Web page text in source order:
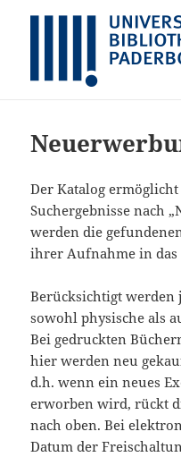
Der Katalog
Suchergebnisse nach
werden die
ihrer Aufnahme in
Berücksichtigt werden
sowohl physische als
Bei gedruckten
hier werden neu
d.h. wenn ein neues
erworben wird, rückt
nach oben. Bei
Datum der